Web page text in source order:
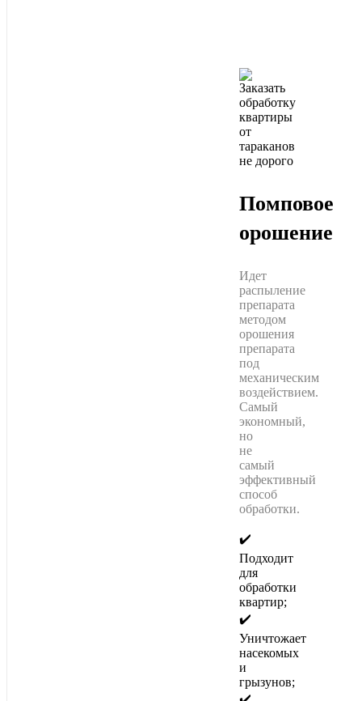
Помповое
орошение
Идет
распыление
препарата
методом
орошения
препарата
под
механическим
воздействием.
Самый
экономный,
но
не
самый
эффективный
способ
обработки.
✔️
Подходит
для
обработки
квартир;
✔️
Уничтожает
насекомых
и
грызунов;
Пользовательское соглашение